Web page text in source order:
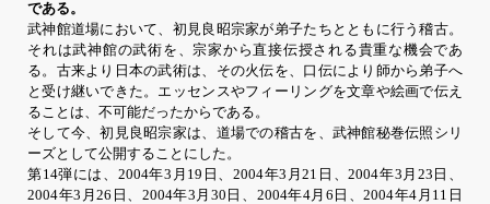
である。
武神館道場において、初見良昭宗家が弟子たちとともに行う稽古。
それは武神館の武術を、宗家から直接伝授される貴重な機会であ
る。古来より日本の武術は、その火伝を、口伝により師から弟子へ
と受け継いできた。エッセンスやフィーリングを文章や絵画で伝え
ることは、不可能だったからである。
そして今、初見良昭宗家は、道場での稽古を、武神館秘巻伝照シリ
ーズとして公開することにした。
第14弾には、2004年3月19日、2004年3月21日、2004年3月23日、
2004年3月26日、2004年3月30日、2004年4月6日、2004年4月11日